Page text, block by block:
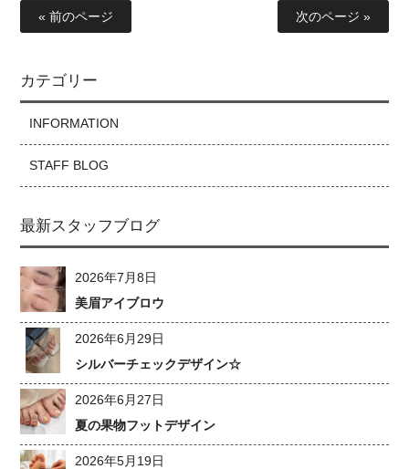
« 前のページ 次のページ »
カテゴリー
INFORMATION
STAFF BLOG
最新スタッフブログ
2026年7月8日
美眉アイブロウ
2026年6月29日
シルバーチェックデザイン☆
2026年6月27日
夏の果物フットデザイン
2026年5月19日